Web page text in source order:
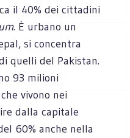
il 40% dei cittadini
. È urbano un
si concentra
quelli del Pakistan.
93 milioni
vivono nei
dalla capitale
60% anche nella